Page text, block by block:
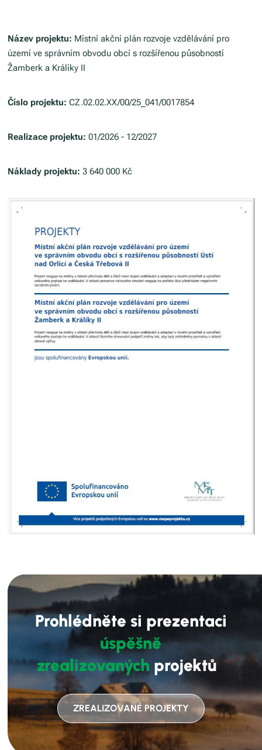
Název projektu: Místní akční plán rozvoje vzdělávání pro
území ve správním obvodu obcí s rozšířenou působností
Žamberk a Králíky II
Číslo projektu:CZ.02.02.XX/00/25_041/0017854
Realizace projektu:01/2026 - 12/2027
Náklady projektu:3 640 000 Kč
Prohlédněte si prezentaci
úspěšně
zrealizovaných projektů
ZREALIZOVANÉ PROJEKTY